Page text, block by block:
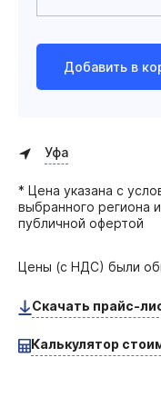
Добавить в
Уфа
* Цена указана с
выбранного региона
публичной офертой
Цены (с НДС) были
Скачать прайс-
Калькулятор